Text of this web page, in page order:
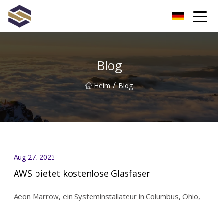
Blog
Heim / Blog
Aug 27, 2023
AWS bietet kostenlose Glasfaser
Aeon Marrow, ein Systeminstallateur in Columbus, Ohio,